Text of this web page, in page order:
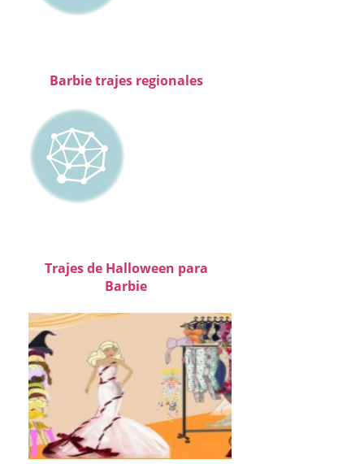
Barbie trajes regionales
Trajes de Halloween para
Barbie